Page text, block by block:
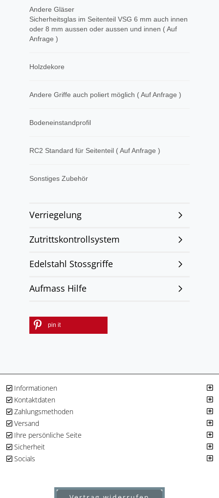
Andere Gläser
Sicherheitsglas im Seitenteil VSG 6 mm auch innen
oder 8 mm aussen oder aussen und innen ( Auf
Anfrage )
Holzdekore
Andere Griffe auch poliert möglich ( Auf Anfrage )
Bodeneinstandprofil
RC2 Standard für Seitenteil ( Auf Anfrage )
Sonstiges Zubehör
Verriegelung
Zutrittskontrollsystem
Edelstahl Stossgriffe
Aufmass Hilfe
pin it
Informationen
Kontaktdaten
Zahlungsmethoden
Versand
Ihre persönliche Seite
Sicherheit
Socials